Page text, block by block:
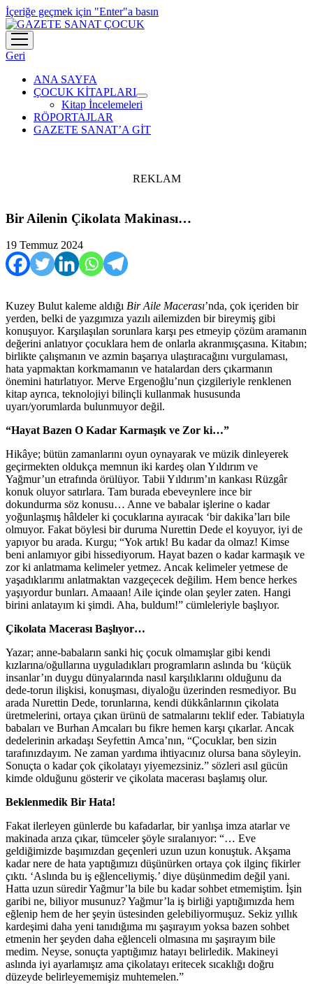
İçeriğe geçmek için "Enter"a basın
menüyü
aç
Geri
ANA SAYFA
ÇOCUK KİTAPLARI
menüyü
aç
Kitap İncelemeleri
RÖPORTAJLAR
GAZETE SANAT’A GİT
REKLAM
Bir Ailenin Çikolata Makinası…
19 Temmuz 2024
Kuzey Bulut kaleme aldığı Bir Aile Macerası’nda, çok içeriden bir
yerden, belki de yazgımıza yazılı ailemizden bir bireymiş gibi
konuşuyor. Karşılaşılan sorunlara karşı pes etmeyip çözüm aramanın
değerini anlatıyor çocuklara hem de onlarla akranmışçasına. Kitabın;
birlikte çalışmanın ve azmin başarıya ulaştıracağını vurgulaması,
hata yapmaktan korkmamanın ve hatalardan ders çıkarmanın
önemini hatırlatıyor. Merve Ergenoğlu’nun çizgileriyle renklenen
kitap ayrıca, teknolojiyi bilinçli kullanmak hususunda
uyarı/yorumlarda bulunmuyor değil.
“Hayat Bazen O Kadar Karmaşık ve Zor ki…”
Hikâye; bütün zamanlarını oyun oynayarak ve müzik dinleyerek
geçirmekten oldukça memnun iki kardeş olan Yıldırım ve
Yağmur’un etrafında örülüyor. Tabii Yıldırım’ın kankası Rüzgâr
konuk oluyor satırlara. Tam burada ebeveynlere ince bir
dokundurma söz konusu… Anne ve babalar işlerine o kadar
yoğunlaşmış hâldeler ki çocuklarına ayıracak ‘bir dakika’ları bile
olmuyor. Fakat böylesi bir duruma Nurettin Dede el koyuyor, iyi de
yapıyor bu arada. Kurgu; “Yok artık! Bu kadar da olmaz! Kimse
beni anlamıyor gibi hissediyorum. Hayat bazen o kadar karmaşık ve
zor ki anlatmama kelimeler yetmez. Ancak kelimeler yetmese de
yaşadıklarımı anlatmaktan vazgeçecek değilim. Hem bence herkes
yaşıyordur bunları. Amaaan! Aile içinde olan şeyler zaten. Hangi
birini anlatayım ki şimdi. Aha, buldum!” cümleleriyle başlıyor.
Çikolata Macerası Başlıyor…
Yazar; anne-babaların sanki hiç çocuk olmamışlar gibi kendi
kızlarına/oğullarına uyguladıkları programların aslında bu ‘küçük
insanlar’ın duygu dünyalarında nasıl karşılıklarını olduğunu da
dede-torun ilişkisi, konuşması, diyaloğu üzerinden resmediyor. Bu
arada Nurettin Dede, torunlarına, kendi dükkânlarının çikolata
üretmelerini, ortaya çıkan ürünü de satmalarını teklif eder. Tabiatıyla
babaları ve Burhan Amcaları bu fikre hemen karşı çıkarlar. Ancak
dedelerinin arkadaşı Seyfettin Amca’nın, “Çocuklar, ben sizin
tarafınızdayım. Ne zaman yardıma ihtiyacınız olursa bana söyleyin.
Sonuçta o kadar çok çikolatayı yiyemezsiniz.” sözleri asıl gücün
kimde olduğunu gösterir ve çikolata macerası başlamış olur.
Beklenmedik Bir Hata!
Fakat ilerleyen günlerde bu kafadarlar, bir yanlışa imza atarlar ve
makinada arıza çıkar, tümceler şöyle sıralanıyor: “… Eve
geldiğimizde başımızdan geçenleri uzun uzun konuştuk. Akşama
kadar nere de hata yaptığımızı düşünürken ortaya çok ilginç fikirler
çıktı. ‘Aslında bu iş eğlenceliymiş.’ diye düşünmedim değil yani.
Hatta uzun süredir Yağmur’la bile bu kadar sohbet etmemiştim. İşin
garibi ne, biliyor musunuz? Yağmur’la iş birliği yaptığımızda hem
eğlenip hem de her şeyin üstesinden gelebiliyormuşuz. Sekiz yıllık
kardeşimi daha yeni tanıdığıma mı şaşırayım yoksa bazen sohbet
etmenin her şeyden daha eğlenceli olmasına mı şaşırayım bile
medim. Neyse, sonuçta yaptığımız hatayı belirledik. Makineyi
aslında iyi ayarlamışız ama çikolatayı eritecek sıcaklığı doğru
düzeyde belirleyememişiz muhtemelen.”